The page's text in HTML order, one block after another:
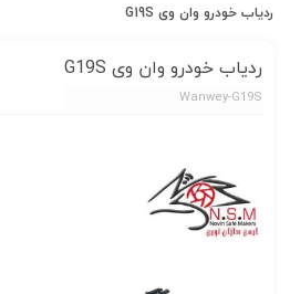
ردیاب خودرو وان وی G19S
ردیاب خودرو وان وی G19S
Wanwey-G19S